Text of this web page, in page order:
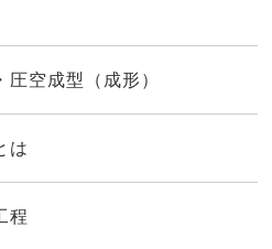
空成型（成形）
は
程